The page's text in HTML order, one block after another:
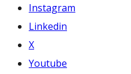
Instagram
Linkedin
X
Youtube